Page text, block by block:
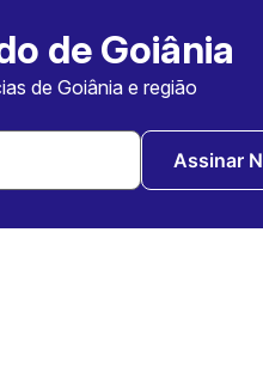
de Goiânia
de Goiânia e região
Assinar